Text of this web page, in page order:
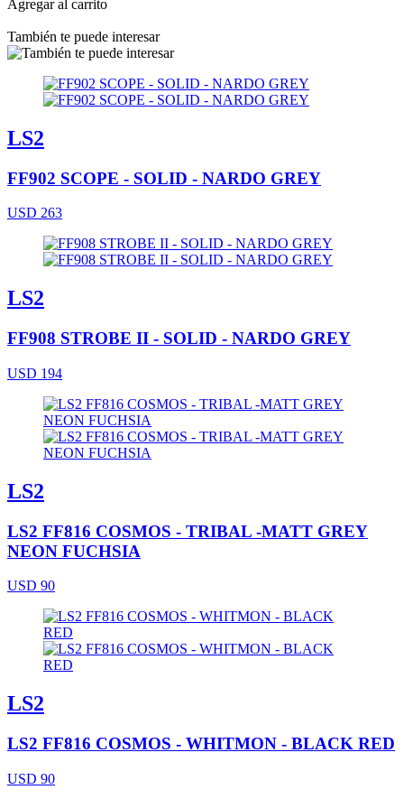
Agregar al carrito
También te puede interesar
LS2
FF902 SCOPE - SOLID - NARDO GREY
USD 263
LS2
FF908 STROBE II - SOLID - NARDO GREY
USD 194
LS2
LS2 FF816 COSMOS - TRIBAL -MATT GREY
NEON FUCHSIA
USD 90
LS2
LS2 FF816 COSMOS - WHITMON - BLACK RED
USD 90